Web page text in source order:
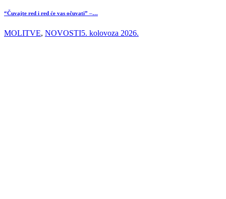
“Čuvajte red i red će vas očuvati” –…
MOLITVE, NOVOSTI5. kolovoza 2026.